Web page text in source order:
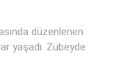
düzenlenen
yaşadı. Zübeyde